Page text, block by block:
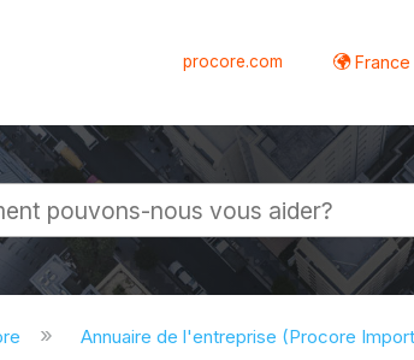
procore.com France
Annuaire de l'entreprise (Procore